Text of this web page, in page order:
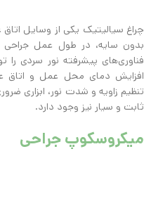
چراغ سیالیتیک یکی از وسایل
بدون سایه، در طول عمل جراحی
فناوری‌های پیشرفته نور سردی را
افزایش دمای محل عمل و اتاق
تنظیم زاویه و شدت نور، ابزاری
ثابت و سیار نیز وجود دارد.
میکروسکوپ جراحی